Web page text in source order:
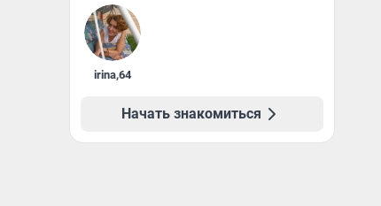
irina,64
Начать знакомиться